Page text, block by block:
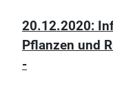
20.12.2020:
Pflanzen und
-